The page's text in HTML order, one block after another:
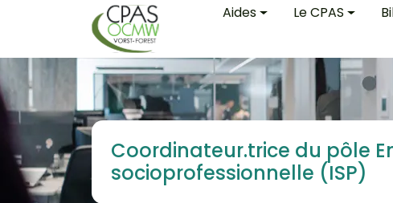
Aller au contenu principal Main navigation
Aides Le CPAS
Coordinateur.trice du pôle
socioprofessionnelle (ISP)